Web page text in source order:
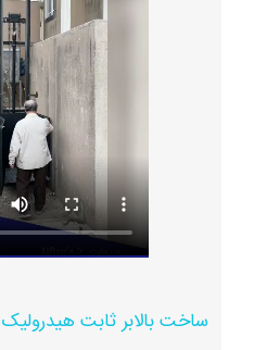
ساخت بالابر ثابت هیدرولیک